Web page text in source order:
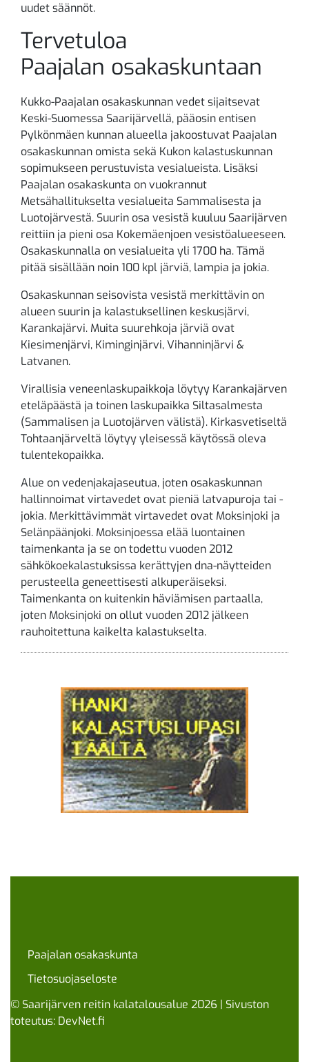
uudet säännöt.
Tervetuloa
Paajalan osakaskuntaan
Kukko-Paajalan osakaskunnan vedet sijaitsevat
Keski-Suomessa Saarijärvellä, pääosin entisen
Pylkönmäen kunnan alueella jakoostuvat Paajalan
osakaskunnan omista sekä Kukon kalastuskunnan
sopimukseen perustuvista vesialueista. Lisäksi
Paajalan osakaskunta on vuokrannut
Metsähallitukselta vesialueita Sammalisesta ja
Luotojärvestä. Suurin osa vesistä kuuluu Saarijärven
reittiin ja pieni osa Kokemäenjoen vesistöalueeseen.
Osakaskunnalla on vesialueita yli 1700 ha. Tämä
pitää sisällään noin 100 kpl järviä, lampia ja jokia.
Osakaskunnan seisovista vesistä merkittävin on
alueen suurin ja kalastuksellinen keskusjärvi,
Karankajärvi. Muita suurehkoja järviä ovat
Kiesimenjärvi, Kiminginjärvi, Vihanninjärvi &
Latvanen.
Virallisia veneenlaskupaikkoja löytyy Karankajärven
eteläpäästä ja toinen laskupaikka Siltasalmesta
(Sammalisen ja Luotojärven välistä). Kirkasvetiseltä
Tohtaanjärveltä löytyy yleisessä käytössä oleva
tulentekopaikka.
Alue on vedenjakajaseutua, joten osakaskunnan
hallinnoimat virtavedet ovat pieniä latvapuroja tai -
jokia. Merkittävimmät virtavedet ovat Moksinjoki ja
Selänpäänjoki. Moksinjoessa elää luontainen
taimenkanta ja se on todettu vuoden 2012
sähkökoekalastuksissa kerättyjen dna-näytteiden
perusteella geneettisesti alkuperäiseksi.
Taimenkanta on kuitenkin häviämisen partaalla,
joten Moksinjoki on ollut vuoden 2012 jälkeen
rauhoitettuna kaikelta kalastukselta.
Paajalan osakaskunta
Tietosuojaseloste
© Saarijärven reitin kalatalousalue 2026 | Sivuston
toteutus: DevNet.fi